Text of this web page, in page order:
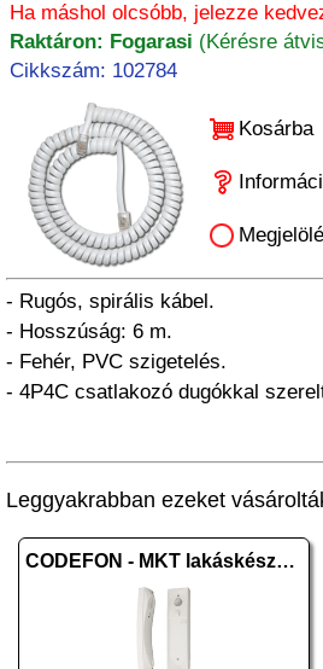
Ha máshol olcsóbb, jelezze
Raktáron: Fogarasi (Kérésre
Cikkszám: 102784
Kosárba
- Rugós, spirális kábel.
- Hosszúság: 6 m.
- Fehér, PVC szigetelés.
- 4P4C csatlakozó dugókkal
Leggyakrabban ezeket
CODEFON - MKT lakáskészülék